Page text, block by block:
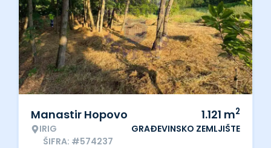
Manastir Hopovo
IRIG
ŠIFRA: #574237
1.121 m2
GRAĐEVINSKO ZEMLJIŠTE